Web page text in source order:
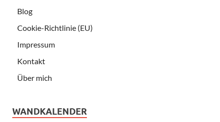
Blog
Cookie-Richtlinie (EU)
Impressum
Kontakt
Über mich
WANDKALENDER